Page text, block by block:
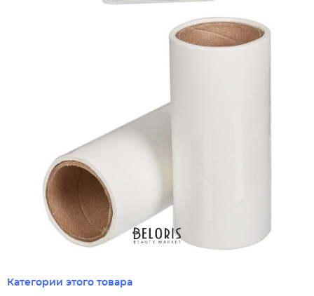
Категории этого товара